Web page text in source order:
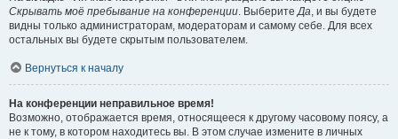
Скрывать моё пребывание на конференции. ВыберитеДа, и вы будете
видны только администраторам, модераторам и самому себе. Для всех
остальных вы будете скрытым пользователем.
Вернуться к началу
На конференции неправильное время!
Возможно, отображается время, относящееся к другому часовому поясу, а
не к тому, в котором находитесь вы. В этом случае измените в личных